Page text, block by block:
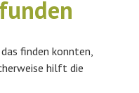
finden konnten,
hilft die